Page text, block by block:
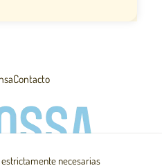
Contacto
necesarias